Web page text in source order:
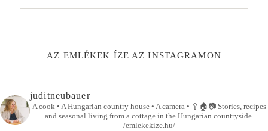
AZ EMLÉKEK ÍZE AZ INSTAGRAMON
juditneubauer
A cook • A Hungarian country house • A camera • 🥄🏠📷Stories, recipes
and seasonal living from a cottage in the Hungarian countryside.
/emlekekize.hu/